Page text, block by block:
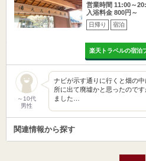
営業時間 11:00～
入浴料金 800円～
日帰り 宿泊
楽天トラベルの宿泊
～10代
男性
ナビが示す通りに行くと畑の
所に出て廃墟かと思ったので
ました…
関連情報から探す